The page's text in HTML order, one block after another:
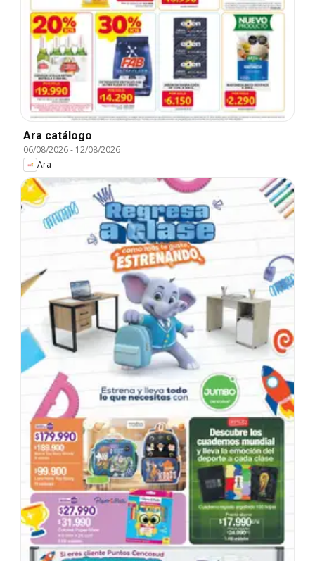
Ara catálogo
06/08/2026- 12/08/2026
Ara